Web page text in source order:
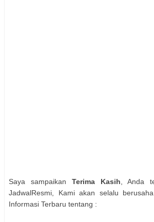
Saya sampaikan Terima Kasih, Anda
JadwalResmi, Kami akan selalu
Informasi Terbaru tentang :